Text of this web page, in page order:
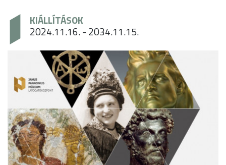
KIÁLLÍTÁSOK
2024.11.16. - 2034.11.15.